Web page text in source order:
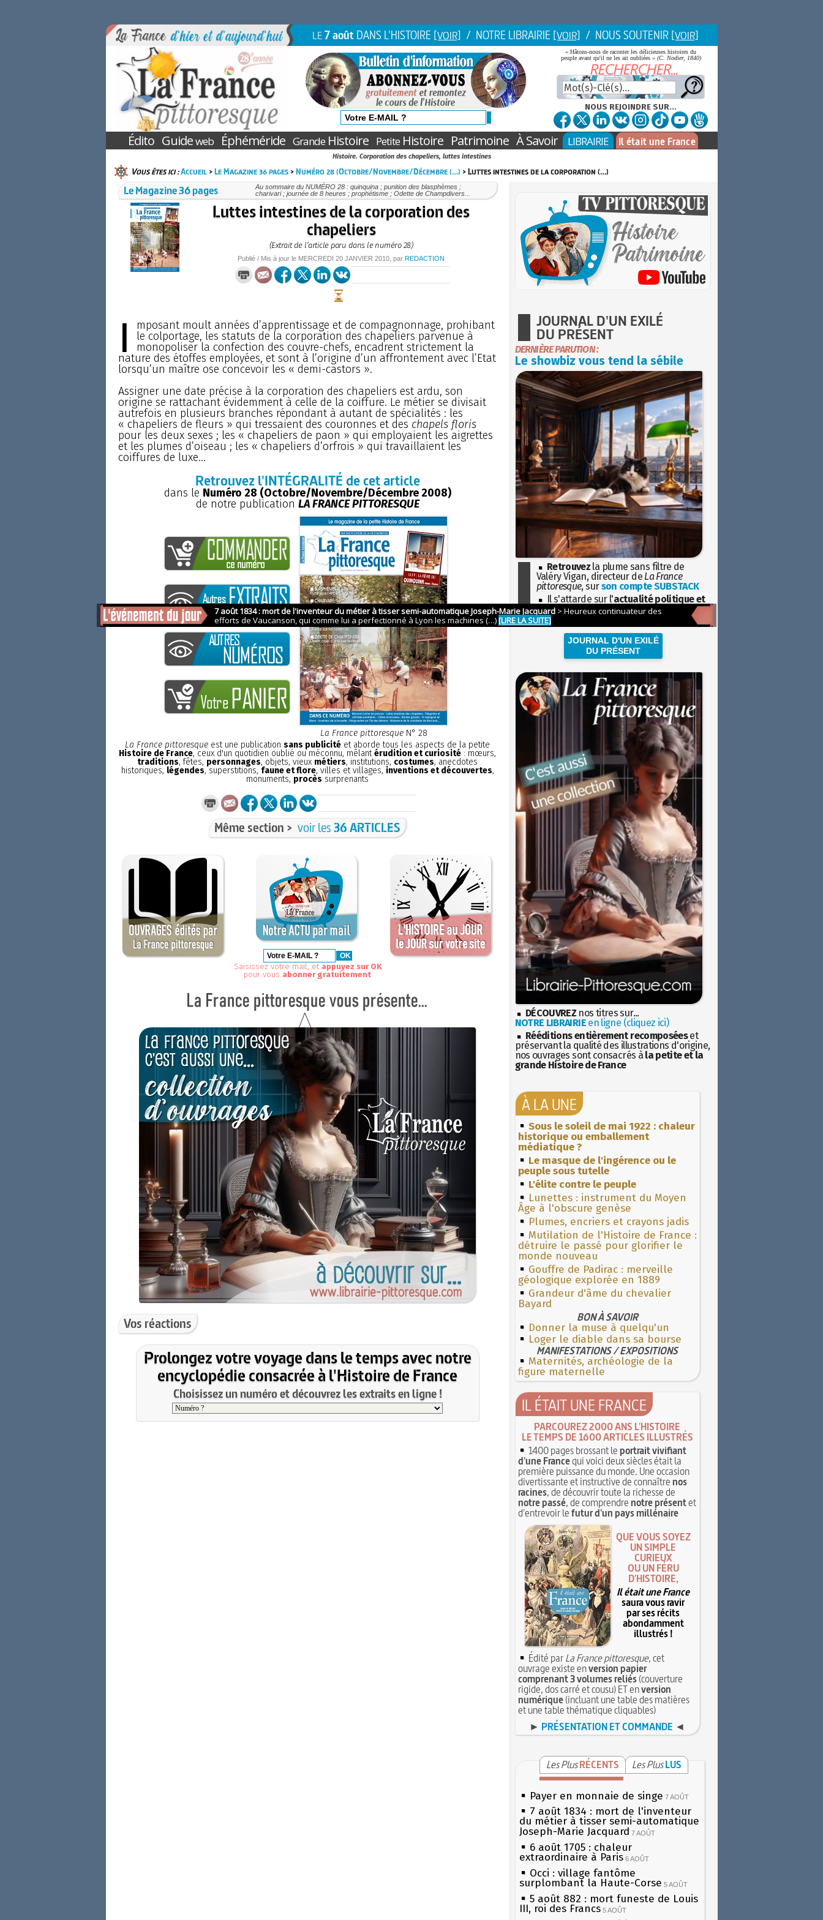
LE7 août DANS L'HISTOIRE [VOIR] / NOTRE LIBRAIRIE [VOIR] / NOUS SOUTENIR [VOIR]
« Hâtons-nous de raconter les délicieuses histoires du
peuple avant qu'il ne les ait oubliées » (C. Nodier, 1840)
NOUS REJOINDRE SUR...
Édito Guideweb Éphéméride GrandeHistoire PetiteHistoire Patrimoine À Savoir LIBRAIRIE Il était une France
Histoire. Corporation des chapeliers, luttes intestines
Vous êtes ici :Accueil>Le Magazine 36 pages>Numéro 28 (Octobre/Novembre/Décembre (…) > Luttes intestines de la corporation (…)
Le Magazine 36 pages
Au sommaire du NUMÉRO 28 : quinquina ; punition des blasphèmes ;
charivari ; journée de 8 heures ; prophétisme ; Odette de Champdivers...
Luttes intestines de la corporation des
chapeliers
(Extrait de l’article paru dans le numéro 28)
Publié / Mis à jour le MERCREDI 20 JANVIER 2010 , par REDACTION
I
mposant moult années d’apprentissage et de compagnonnage, prohibant
le colportage, les statuts de la corporation des chapeliers parvenue à
monopoliser la confection des couvre-chefs, encadrent strictement la
nature des étoffes employées, et sont à l’origine d’un affrontement avec l’Etat
lorsqu’un maître ose concevoir les « demi-castors ».
Assigner une date précise à la corporation des chapeliers est ardu, son
origine se rattachant évidemment à celle de la coiffure. Le métier se divisait
autrefois en plusieurs branches répondant à autant de spécialités : les
« chapeliers de fleurs » qui tressaient des couronnes et des chapels floris
pour les deux sexes ; les « chapeliers de paon » qui employaient les aigrettes
et les plumes d’oiseau ; les « chapeliers d’orfrois » qui travaillaient les
coiffures de luxe...
Retrouvez l'INTÉGRALITÉ de cet article
dans le Numéro 28 (Octobre/Novembre/Décembre 2008)
de notre publication LA FRANCE PITTORESQUE
La France pittoresqueN° 28
La France pittoresque est une publication sans publicité et aborde tous les aspects de la petite
Histoire de France, ceux d'un quotidien oublié ou méconnu, mêlantérudition et curiosité : mœurs,
traditions, fêtes, personnages, objets, vieux métiers, institutions, costumes, anecdotes
historiques, légendes, superstitions, faune et flore, villes et villages, inventions et découvertes,
monuments, procès surprenants
Même section > voir les36 ARTICLES
Saisissez votre mail, et appuyez sur OK
pour vous abonner gratuitement
Vos réactions
Prolongez votre voyage dans le temps avec notre
encyclopédie consacrée à l'Histoire de France
Choisissez un numéro et découvrez les extraits en ligne !
JOURNAL D'UN EXILÉ
DU PRÉSENT
DERNIÈRE PARUTION :
Le showbiz vous tend la sébile
Retrouvez la plume sans filtre de
Valéry Vigan, directeur de La France
pittoresque, surson compte SUBSTACK
Il s'attarde sur l'actualité politique et
sociétaleavec la hauteur de vue de
l'Histoire
JOURNAL D'UN EXILÉ
DU PRÉSENT
DÉCOUVREZ nos titres sur...
NOTRE LIBRAIRIEen ligne (cliquez ici)
Rééditions entièrement recomposéeset
préservant la qualité des illustrations d'origine,
nos ouvrages sont consacrés à la petite et la
grande Histoire de France
À LA UNE
Sous le soleil de mai 1922 : chaleur
historique ou emballement
médiatique ?
Le masque de l'ingérence ou le
peuple sous tutelle
L'élite contre le peuple
Lunettes : instrument du Moyen
Âge à l'obscure genèse
Plumes, encriers et crayons jadis
Mutilation de l'Histoire de France :
détruire le passé pour glorifier le
monde nouveau
Gouffre de Padirac : merveille
géologique explorée en 1889
Grandeur d'âme du chevalier
Bayard
BON À SAVOIR
Donner la muse à quelqu'un
Loger le diable dans sa bourse
MANIFESTATIONS / EXPOSITIONS
Maternités, archéologie de la
figure maternelle
IL ÉTAIT UNE FRANCE
PARCOUREZ 2000 ANS L'HISTOIRE
LE TEMPS DE 1600 ARTICLES ILLUSTRÉS
1400 pages brossant leportrait vivifiant
d'une Francequi voici deux siècles était la
première puissance du monde. Une occasion
divertissante et instructive de connaîtrenos
racines, de découvrir toute la richesse de
notre passé, de comprendrenotre présentet
d'entrevoir lefutur d'un pays millénaire
QUE VOUS SOYEZ
UN SIMPLE
CURIEUX
OU UN FÉRU
D'HISTOIRE,
Il était une France
saura vous ravir
par ses récits
abondamment
illustrés !
Édité parLa France pittoresque, cet
ouvrage existe enversion papier
comprenant 3 volumes reliés(couverture
rigide, dos carré et cousu) ET enversion
numérique(incluant une table des matières
et une table thématique cliquables)
► PRÉSENTATION ET COMMANDE ◄
Les Plus RÉCENTS Les Plus LUS
Payer en monnaie de singe 7 AOÛT
7 août 1834 : mort de l'inventeur
du métier à tisser semi-automatique
Joseph-Marie Jacquard 7 AOÛT
6 août 1705 : chaleur
extraordinaire à Paris 6 AOÛT
Occi : village fantôme
surplombant la Haute-Corse 5 AOÛT
5 août 882 : mort funeste de Louis
III, roi des Francs 5 AOÛT